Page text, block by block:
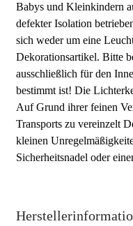
Babys und Kleinkindern
defekter Isolation
sich weder um eine
Dekorationsartikel. Bitte
ausschließlich für den
bestimmt ist! Die
Auf Grund ihrer feinen
Transports zu vereinzelt
kleinen
Sicherheitsnadel oder